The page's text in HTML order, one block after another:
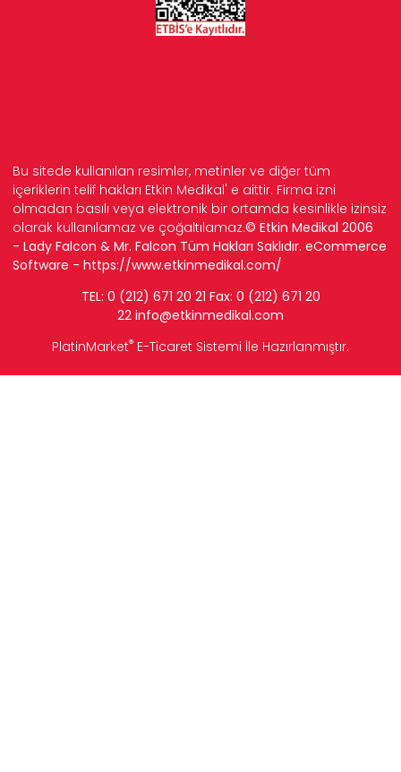
Bu sitede kullanılan resimler, metinler ve diğer tüm
içeriklerin telif hakları Etkin Medikal' e aittir. Firma izni
olmadan basılı veya elektronik bir ortamda kesinlikle izinsiz
olarak kullanılamaz ve çoğaltılamaz.© Etkin Medikal 2006
- Lady Falcon & Mr. Falcon Tüm Hakları Saklıdır. eCommerce
Software - https://www.etkinmedikal.com/
TEL: 0 (212) 671 20 21 Fax: 0 (212) 671 20
22 info@etkinmedikal.com
PlatinMarket® E-Ticaret Sistemi İle Hazırlanmıştır.